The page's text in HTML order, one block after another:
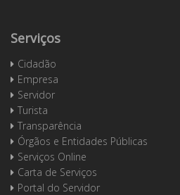
Serviços
Cidadão
Empresa
Servidor
Turista
Transparência
Órgãos e Entidades Públicas
Serviços Online
Carta de Serviços
Portal do Servidor